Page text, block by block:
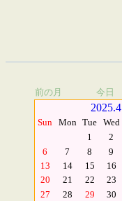
前の月 今日
2025.4
Sun Mon Tue Wed
1
2
6
7 8 9
13
14 15 16
20
21 22 23
27
28 29 30